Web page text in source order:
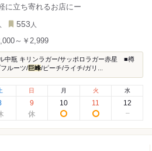
に立ち寄れるお店にー
553 人
～￥2,999
中瓶 キリンラガー/サッポロラガー赤星 ■樽
ルーツ/巨峰/ピーチ/ライチ/ガリ...
日
9
月
10
火
11
水
12